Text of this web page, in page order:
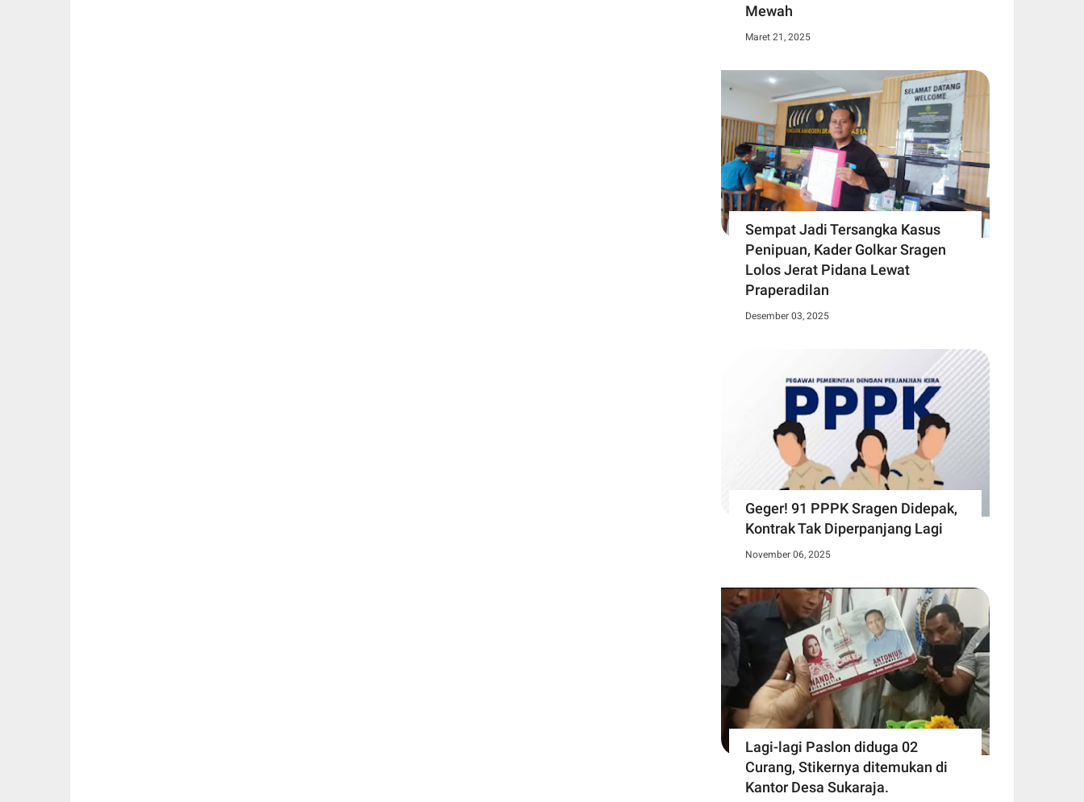
Mewah
Maret 21, 2025
Sempat Jadi Tersangka Kasus
Penipuan, Kader Golkar Sragen
Lolos Jerat Pidana Lewat
Praperadilan
Desember 03, 2025
Geger! 91 PPPK Sragen Didepak,
Kontrak Tak Diperpanjang Lagi
November 06, 2025
Lagi-lagi Paslon diduga 02
Curang, Stikernya ditemukan di
Kantor Desa Sukaraja.